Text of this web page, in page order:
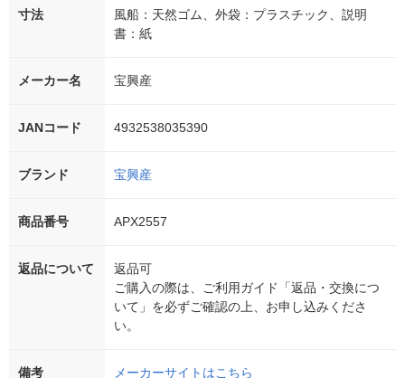
寸法
風船：天然ゴム、外袋：プラスチック、説明
書：紙
メーカー名 宝興産
JANコード 4932538035390
ブランド 宝興産
商品番号 APX2557
返品について
返品可
ご購入の際は、ご利用ガイド「返品・交換につ
いて」を必ずご確認の上、お申し込みくださ
い。
備考 メーカーサイトはこちら